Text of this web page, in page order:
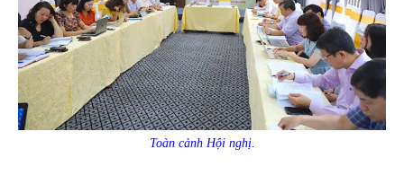
Toàn cảnh Hội nghị.